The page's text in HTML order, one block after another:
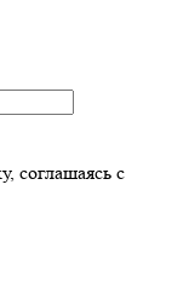
соглашаясь с